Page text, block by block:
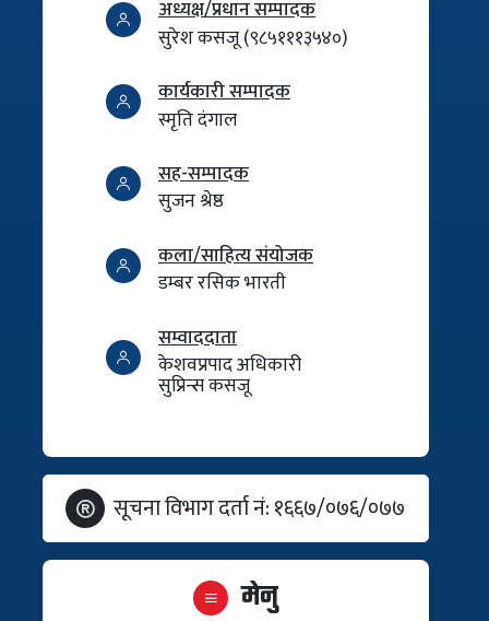
अध्यक्ष/प्रधान सम्पादक
सुरेश कसजू (९८५१११३५४०)
कार्यकारी सम्पादक
स्मृति दंगाल
सह-सम्पादक
सुजन श्रेष्ठ
कला/साहित्य संयोजक
डम्बर रसिक भारती
सम्वाददाता
केशवप्रपाद अधिकारी
सुप्रिन्स कसजू
सूचना विभाग दर्ता नं: १६६७/०७६/०७७
मेनु